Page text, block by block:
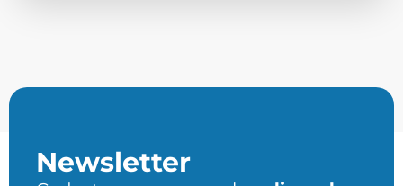
Newsletter